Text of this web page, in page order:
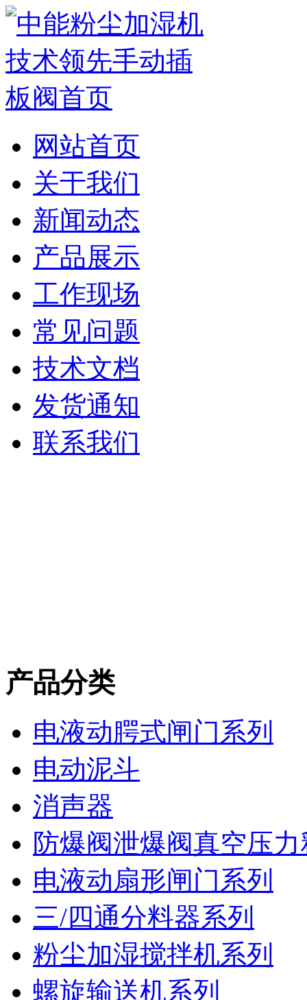
网站首页
关于我们
新闻动态
产品展示
工作现场
常见问题
技术文档
发货通知
联系我们
产品分类
电液动腭式闸门系列
电动泥斗
消声器
防爆阀泄爆阀真空压
电液动扇形闸门系列
三/四通分料器系列
粉尘加湿搅拌机系列
螺旋输送机系列